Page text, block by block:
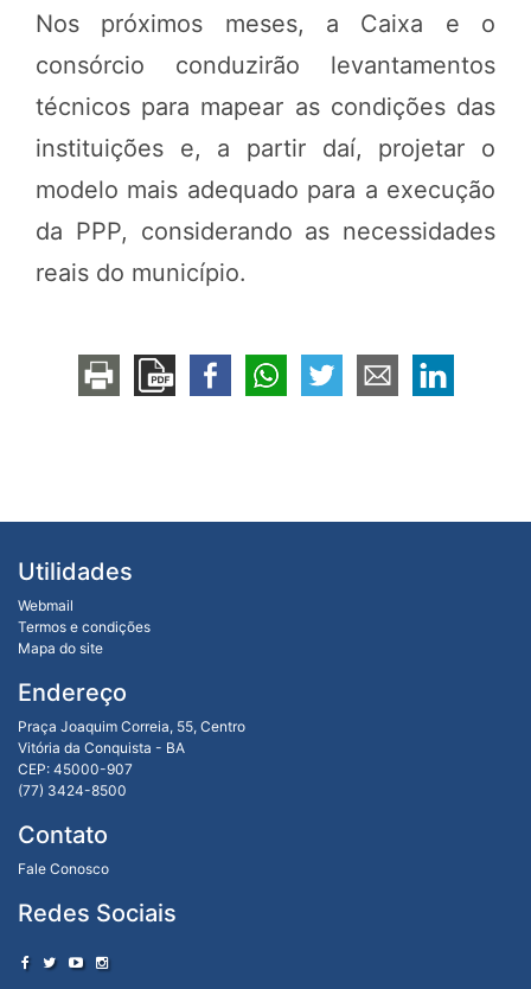
Nos próximos meses, a Caixa e o
consórcio conduzirão levantamentos
técnicos para mapear as condições das
instituições e, a partir daí, projetar o
modelo mais adequado para a execução
da PPP, considerando as necessidades
reais do município.
Utilidades
Webmail
Termos e condições
Mapa do site
Endereço
Praça Joaquim Correia, 55, Centro
Vitória da Conquista - BA
CEP: 45000-907
(77) 3424-8500
Contato
Fale Conosco
Redes Sociais